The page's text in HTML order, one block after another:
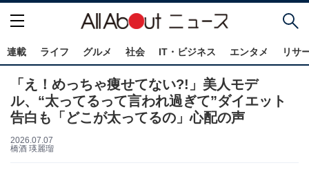
連載 ライフ グルメ 社会 IT・ビジネス エンタメ リサ
「え！めっちゃ痩せてない?!」美人モデ
ル、“太ってるって言われ過ぎて”ダイエット
告白も「どこが太ってるの」心配の声
2026.07.07
橋酒 瑛麗瑠